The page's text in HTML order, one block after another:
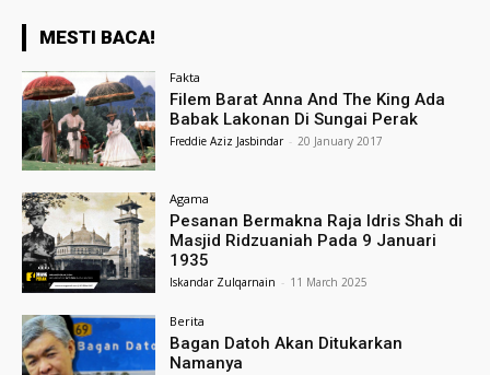
MESTI BACA!
Fakta
Filem Barat Anna And The King Ada
Babak Lakonan Di Sungai Perak
Freddie Aziz Jasbindar - 20 January 2017
Agama
Pesanan Bermakna Raja Idris Shah di
Masjid Ridzuaniah Pada 9 Januari
1935
Iskandar Zulqarnain - 11 March 2025
Berita
Bagan Datoh Akan Ditukarkan
Namanya